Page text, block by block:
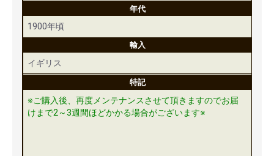
年代
1900年頃
輸入
イギリス
特記
※ご購入後、再度メンテナンスさせて頂きますのでお届
けまで2～3週間ほどかかる場合がございます※